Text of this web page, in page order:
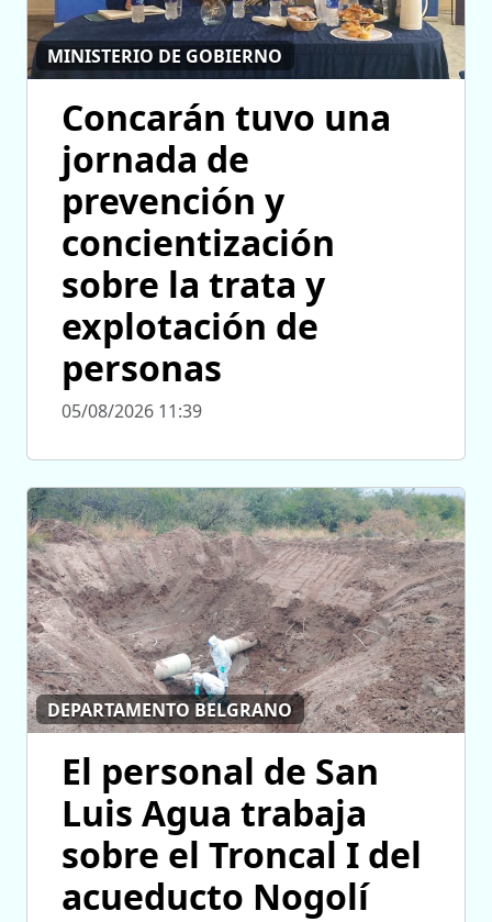
MINISTERIO DE GOBIERNO
Concarán tuvo una
jornada de
prevención y
concientización
sobre la trata y
explotación de
personas
05/08/2026 11:39
DEPARTAMENTO BELGRANO
El personal de San
Luis Agua trabaja
sobre el Troncal I del
acueducto Nogolí